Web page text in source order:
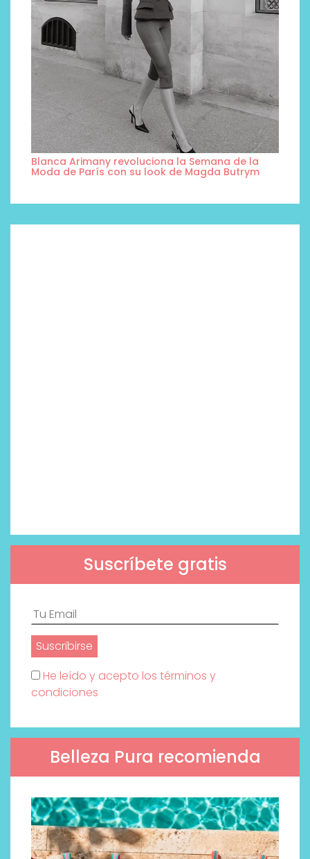
Blanca Arimany revoluciona la Semana de la
Moda de París con su look de Magda Butrym
Suscríbete gratis
He leído y acepto los términos y
condiciones
Belleza Pura recomienda